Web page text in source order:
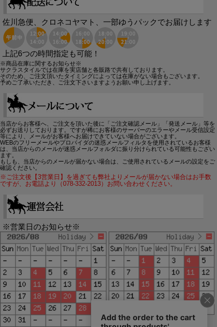
佐川急便、クロネコヤマト、一部ゆうパックでお届けします
上記6つの時間指定も可能！
※商品在庫に関するお知らせ※
サクラスタイルでは在庫を実店舗と各販路で共有しております。
そのため、ご注文頂いたタイミングによっては在庫がない場合もございます。
予めご了承いただき、ご注文下さいますようお願い申し上げます。
当店からお客様へ、ご注文を頂いた後に「ご注文確認メール」「発送メール」等を
必ずお送りしております。ですが稀にお客様のサーバーのエラーやメール受信設定
等により、メールがお客様へお届けできていない場合がございます。
WEBのフリーメールやプロバイダの迷惑メールフィルタを使用されているお客様
は、当店からのメールが迷惑メールフォルダに振り分けられている可能性もござい
ます。
もしも、当店からのメールが届かない場合は、ご使用されているメールの設定をご
確認ください。
※ご注文後【3営業日】を過ぎても弊社よりメールが届かない場合はお手数
ですが、お電話より（078-332-2013）お問い合わせください。
※営業日のお知らせ※